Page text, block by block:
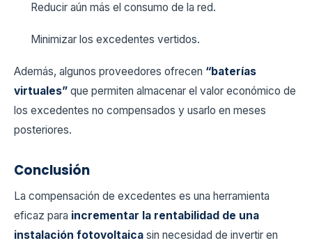
Reducir aún más el consumo de la red.
Minimizar los excedentes vertidos.
Además, algunos proveedores ofrecen “baterías
virtuales” que permiten almacenar el valor económico de
los excedentes no compensados y usarlo en meses
posteriores.
Conclusión
La compensación de excedentes es una herramienta
eficaz para incrementar la rentabilidad de una
instalación fotovoltaica sin necesidad de invertir en